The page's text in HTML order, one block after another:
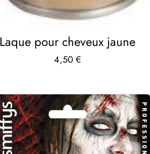
Laque pour cheveux jaune
4,50 €